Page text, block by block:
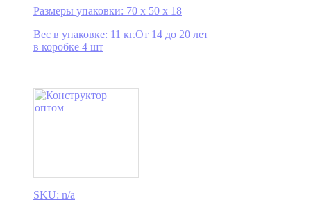
Размеры упаковки: 70 x 50 x 18
Вес в упаковке: 11 кг.От 14 до 20 лет
в коробке 4 шт
SKU: n/a